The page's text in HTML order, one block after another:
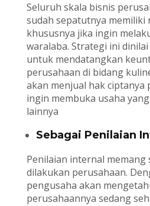
Seluruh skala bisnis
sudah sepatutnya memiliki
khususnya jika ingin
waralaba. Strategi ini
untuk mendatangkan
perusahaan di bidang
akan menjual hak ciptanya
ingin membuka usaha
lainnya
Sebagai Penilaian
Penilaian internal memang
dilakukan perusahaan.
pengusaha akan
perusahaannya sedang